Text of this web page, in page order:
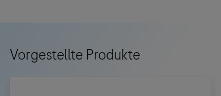
Vorgestellte Produkte